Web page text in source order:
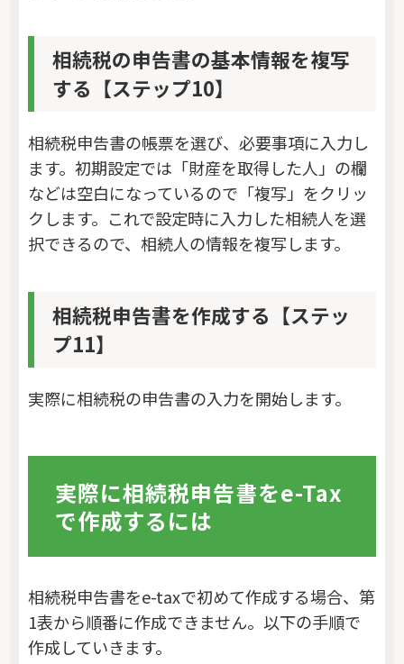
相続税の申告書の基本情報を複写
する【ステップ10】
相続税申告書の帳票を選び、必要事項に入力し
ます。初期設定では「財産を取得した人」の欄
などは空白になっているので「複写」をクリッ
クします。これで設定時に入力した相続人を選
択できるので、相続人の情報を複写します。
相続税申告書を作成する【ステッ
プ11】
実際に相続税の申告書の入力を開始します。
実際に相続税申告書をe-Tax
で作成するには
相続税申告書をe-taxで初めて作成する場合、第
1表から順番に作成できません。以下の手順で
作成していきます。